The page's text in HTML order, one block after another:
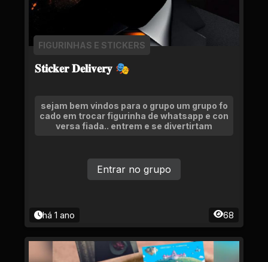
𝐒𝐭𝐢𝐜𝐤𝐞𝐫 𝐃𝐞𝐥𝐢𝐯𝐞𝐫𝐲 🎭
FIGURINHAS E STICKERS
sejam bem vindos para o grupo um grupo fo
cado em trocar figurinha de whatsapp e con
versa fiada.. entrem e se divertirtam
há 1 ano 68
Entrar no grupo